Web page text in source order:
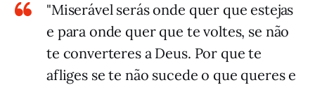
"Miserável serás onde quer que estejas
e para onde quer que te voltes, se não
te converteres a Deus. Por que te
afliges se te não sucede o que queres e